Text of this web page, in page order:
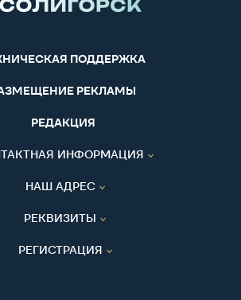
ПОДДЕРЖКА
РЕКЛАМЫ
РЕДАКЦИЯ
ИНФОРМАЦИЯ
НАШ АДРЕС
РЕКВИЗИТЫ
РЕГИСТРАЦИЯ